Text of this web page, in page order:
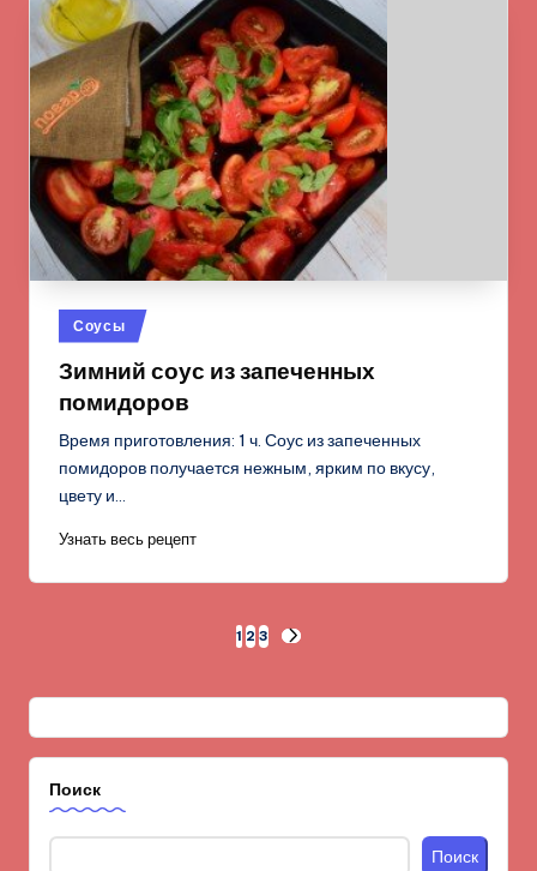
Опубликовано
в
Соусы
Зимний соус из запеченных
помидоров
Время приготовления: 1 ч. Соус из запеченных
помидоров получается нежным, ярким по вкусу,
цвету и…
Узнать весь рецепт
записей
1 2 3
СЛЕД.
Поиск
Поиск